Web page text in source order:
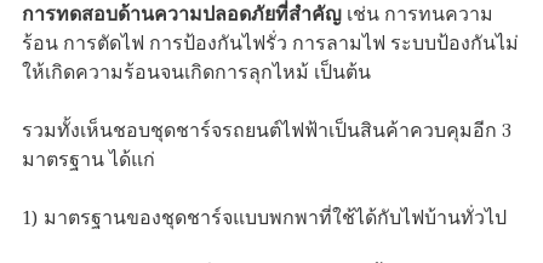
การทดสอบด้านความปลอดภัยที่สำคัญ เช่น การทนความ
ร้อน การตัดไฟ การป้องกันไฟรั่ว การลามไฟ ระบบป้องกันไม่
ให้เกิดความร้อนจนเกิดการลุกไหม้ เป็นต้น
รวมทั้งเห็นชอบชุดชาร์จรถยนต์ไฟฟ้าเป็นสินค้าควบคุมอีก 3
มาตรฐาน ได้แก่
1) มาตรฐานของชุดชาร์จแบบพกพาที่ใช้ได้กับไฟบ้านทั่วไป